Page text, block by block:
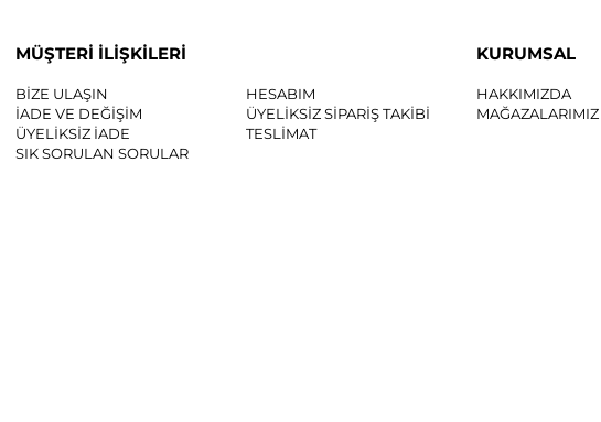
MÜŞTERİ İLİŞKİLERİ
BİZE ULAŞIN
HESABIM
İADE VE DEĞİŞİM
ÜYELİKSİZ SİPARİŞ TAKİBİ
ÜYELİKSİZ İADE
TESLİMAT
SIK SORULAN SORULAR
KURUMSAL
HAKKIMIZDA
MAĞAZALARIMIZ